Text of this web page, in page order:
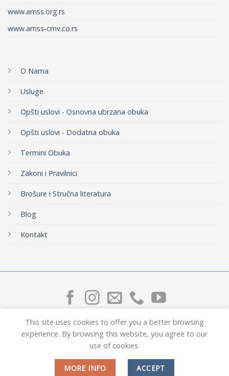
www.amss.org.rs
www.amss-cmv.co.rs
O Nama
Usluge
Opšti uslovi - Osnovna ubrzana obuka
Opšti uslovi - Dodatna obuka
Termini Obuka
Zakoni i Pravilnici
Brošure i Stručna literatura
Blog
Kontakt
© 2026 AMSS - Centar za stručno usavršavanje i razvoj.
Made with❤bySignifold
This site uses cookies to offer you a better browsing
experience. By browsing this website, you agree to our
use of cookies.
MORE INFO ACCEPT